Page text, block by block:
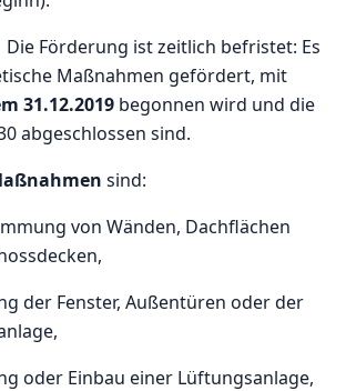
Die Förderung ist zeitlich befristet: Es
Maßnahmen gefördert, mit
31.12.2019 begonnen wird und die
abgeschlossen sind.
sind:
von Wänden, Dachflächen
der Fenster, Außentüren oder der
oder Einbau einer Lüftungsanlage,